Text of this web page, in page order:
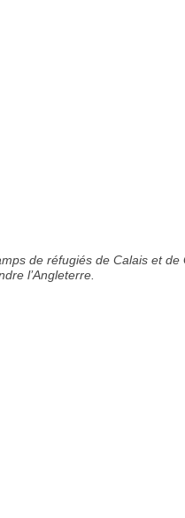
de réfugiés de Calais et de
l’Angleterre.